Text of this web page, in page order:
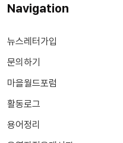
Navigation
뉴스레터가입
문의하기
마을월드포럼
활동로그
용어정리